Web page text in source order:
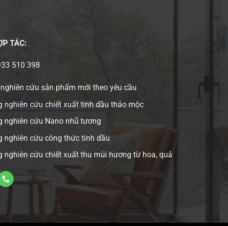
TÁC:
510 398
cứu sản phẩm mới theo yêu cầu
nghiên cứu chiết xuất tinh dầu thảo mộc
nghiên cứu Nano nhũ tương
nghiên cứu công thức tinh dầu
nghiên cứu chiết xuất thu mùi hương từ hoa, quả